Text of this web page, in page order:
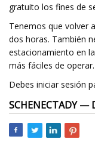
gratuito los fines de
Tenemos que volver
dos horas. También
estacionamiento en
más fáciles de operar.
Debes iniciar sesión
SCHENECTADY —